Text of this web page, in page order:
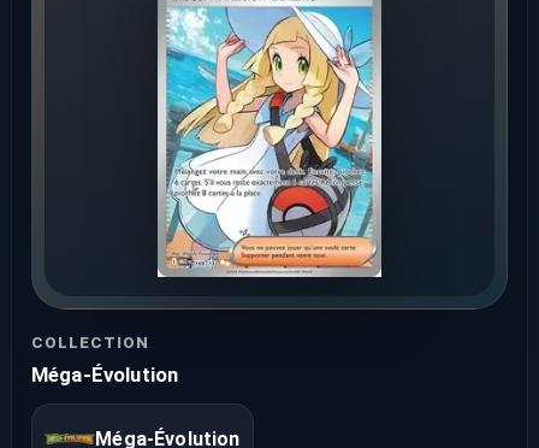
COLLECTION
Méga-Évolution
Méga-Évolution